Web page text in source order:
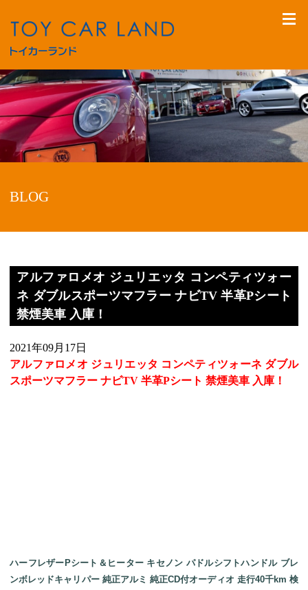
BLOG
アルファロメオ ジュリエッタ コンペティツォー
ネ ダブルスポーツマフラー ナビTV 半革Pシート
禁煙美車 入庫！
2021年09月17日
アルファロメオ ジュリエッタ コンペティツォーネ ダブル
スポーツマフラー ナビTV 半革Pシート 禁煙美車 入庫！
ハーフレザーPシート＆ヒーター キセノン パドルシフトハンドル ブレ
ンボレッドキャリパー 純正アルミ 純正CD付オーディオ 走行40千km 検